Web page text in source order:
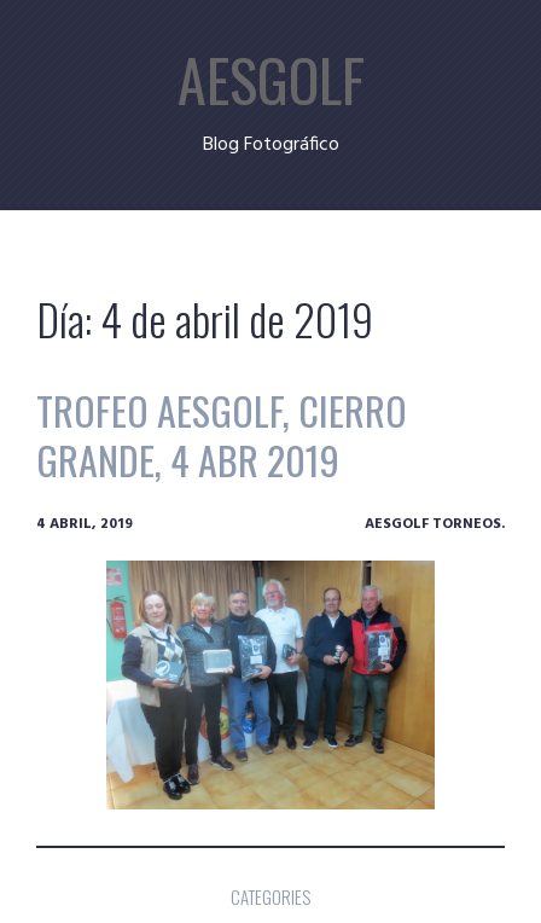
AESGOLF
Blog Fotográfico
Día:4 de abril de 2019
TROFEO AESGOLF, CIERRO
GRANDE, 4 ABR 2019
4 ABRIL, 2019 AESGOLF TORNEOS.
CATEGORIES